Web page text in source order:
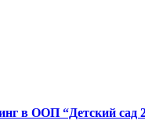
в ООП “Детский сад